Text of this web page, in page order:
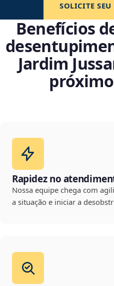
SOLICITE
Benefícios
Jardim
Rapidez no
Nossa equipe chega com
a situação e iniciar a